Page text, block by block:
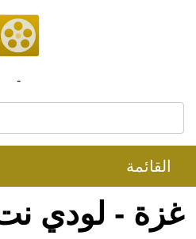
-
القائمة
غزة - لودي